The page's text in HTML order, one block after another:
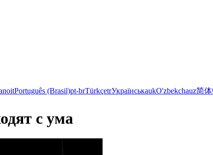
itPortuguês (Brasil)pt-brTürkçetrУкраїнськаukO'zbekchauz简
с ума